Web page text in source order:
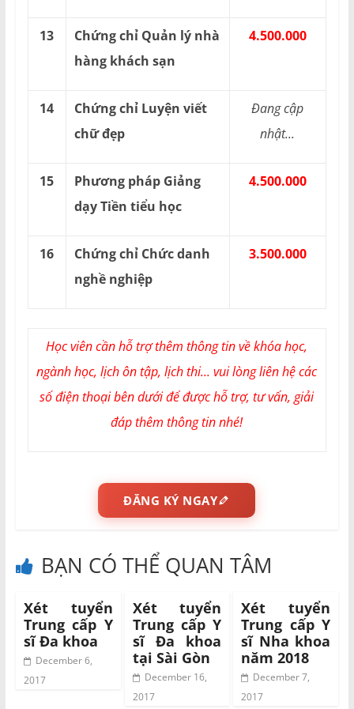
13
Chứng chỉ Quản lý nhà
hàng khách sạn
4.500.000
14
Chứng chỉ Luyện viết
chữ đẹp
Đang cập
nhật...
15
Phương pháp Giảng
dạy Tiền tiểu học
4.500.000
16
Chứng chỉ Chức danh
nghề nghiệp
3.500.000
Học viên cần hỗ trợ thêm thông tin về khóa học,
ngành học, lịch ôn tập, lịch thi... vui lòng liên hệ các
số điện thoại bên dưới để được hỗ trợ, tư vấn, giải
đáp thêm thông tin nhé!
ĐĂNG KÝ NGAY
BẠN CÓ THỂ QUAN TÂM
Xét tuyển
Trung cấp Y
sĩ Đa khoa
December 6,
2017
Xét tuyển
Trung cấp Y
sĩ Đa khoa
tại Sài Gòn
December 16,
2017
Xét tuyển
Trung cấp Y
sĩ Nha khoa
năm 2018
December 7,
2017